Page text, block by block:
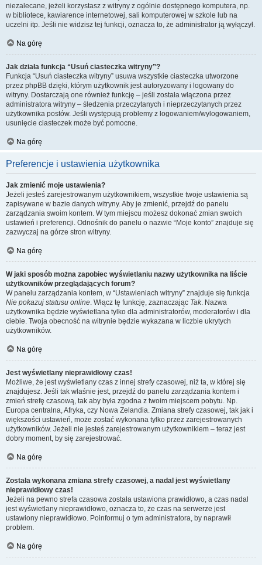
niezalecane, jeżeli korzystasz z witryny z ogólnie dostępnego komputera, np.
w bibliotece, kawiarence internetowej, sali komputerowej w szkole lub na
uczelni itp. Jeśli nie widzisz tej funkcji, oznacza to, że administrator ją wyłączył.
Na górę
Jak działa funkcja “Usuń ciasteczka witryny”?
Funkcja “Usuń ciasteczka witryny” usuwa wszystkie ciasteczka utworzone
przez phpBB dzięki, którym użytkownik jest autoryzowany i logowany do
witryny. Dostarczają one również funkcję – jeśli została włączona przez
administratora witryny – śledzenia przeczytanych i nieprzeczytanych przez
użytkownika postów. Jeśli występują problemy z logowaniem/wylogowaniem,
usunięcie ciasteczek może być pomocne.
Na górę
Preferencje i ustawienia użytkownika
Jak zmienić moje ustawienia?
Jeżeli jesteś zarejestrowanym użytkownikiem, wszystkie twoje ustawienia są
zapisywane w bazie danych witryny. Aby je zmienić, przejdź do panelu
zarządzania swoim kontem. W tym miejscu możesz dokonać zmian swoich
ustawień i preferencji. Odnośnik do panelu o nazwie “Moje konto” znajduje się
zazwyczaj na górze stron witryny.
Na górę
W jaki sposób można zapobiec wyświetlaniu nazwy użytkownika na liście
użytkowników przeglądających forum?
W panelu zarządzania kontem, w “Ustawieniach witryny” znajduje się funkcja
Nie pokazuj statusu online. Włącz tę funkcję, zaznaczając Tak. Nazwa
użytkownika będzie wyświetlana tylko dla administratorów, moderatorów i dla
ciebie. Twoja obecność na witrynie będzie wykazana w liczbie ukrytych
użytkowników.
Na górę
Jest wyświetlany nieprawidłowy czas!
Możliwe, że jest wyświetlany czas z innej strefy czasowej, niż ta, w której się
znajdujesz. Jeśli tak właśnie jest, przejdź do panelu zarządzania kontem i
zmień strefę czasową, tak aby była zgodna z twoim miejscem pobytu. Np.
Europa centralna, Afryka, czy Nowa Zelandia. Zmiana strefy czasowej, tak jak i
większości ustawień, może zostać wykonana tylko przez zarejestrowanych
użytkowników. Jeżeli nie jesteś zarejestrowanym użytkownikiem – teraz jest
dobry moment, by się zarejestrować.
Na górę
Została wykonana zmiana strefy czasowej, a nadal jest wyświetlany
nieprawidłowy czas!
Jeżeli na pewno strefa czasowa została ustawiona prawidłowo, a czas nadal
jest wyświetlany nieprawidłowo, oznacza to, że czas na serwerze jest
ustawiony nieprawidłowo. Poinformuj o tym administratora, by naprawił
problem.
Na górę